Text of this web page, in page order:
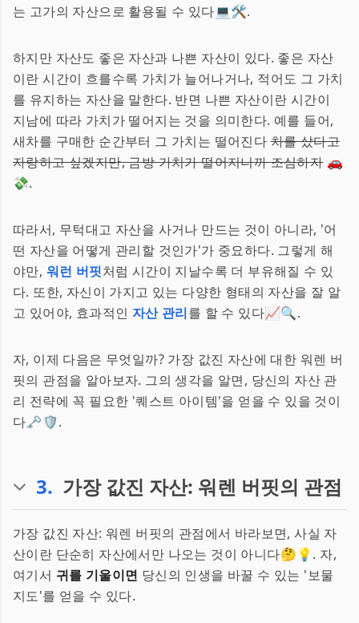
는 고가의 자산으로 활용될 수 있다💻🛠️.
하지만 자산도 좋은 자산과 나쁜 자산이 있다. 좋은 자산
이란 시간이 흐를수록 가치가 늘어나거나, 적어도 그 가치
를 유지하는 자산을 말한다. 반면 나쁜 자산이란 시간이
지남에 따라 가치가 떨어지는 것을 의미한다. 예를 들어,
새차를 구매한 순간부터 그 가치는 떨어진다차를 샀다고
자랑하고 싶겠지만, 금방 가치가 떨어지니까 조심하자🚗
💸.
따라서, 무턱대고 자산을 사거나 만드는 것이 아니라, '어
떤 자산을 어떻게 관리할 것인가'가 중요하다. 그렇게 해
야만, 워런 버핏처럼 시간이 지날수록 더 부유해질 수 있
다. 또한, 자신이 가지고 있는 다양한 형태의 자산을 잘 알
고 있어야, 효과적인 자산 관리를 할 수 있다📈🔍.
자, 이제 다음은 무엇일까? 가장 값진 자산에 대한 워렌 버
핏의 관점을 알아보자. 그의 생각을 알면, 당신의 자산 관
리 전략에 꼭 필요한 '퀘스트 아이템'을 얻을 수 있을 것이
다🗝️🛡️.
3. 가장 값진 자산: 워렌 버핏의 관점
가장 값진 자산: 워렌 버핏의 관점에서 바라보면, 사실 자
산이란 단순히 자산에서만 나오는 것이 아니다🤔💡. 자,
여기서 귀를 기울이면 당신의 인생을 바꿀 수 있는 '보물
지도'를 얻을 수 있다.